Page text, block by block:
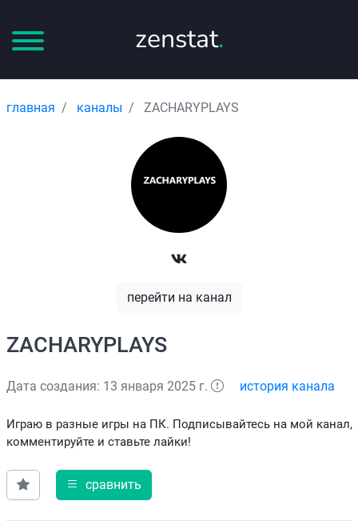
zenstat.
главная каналы ZACHARYPLAYS
перейти на канал
ZACHARYPLAYS
Дата создания: 13 января 2025 г. история канала
Играю в разные игры на ПК. Подписывайтесь на мой канал,
комментируйте и ставьте лайки!
сравнить